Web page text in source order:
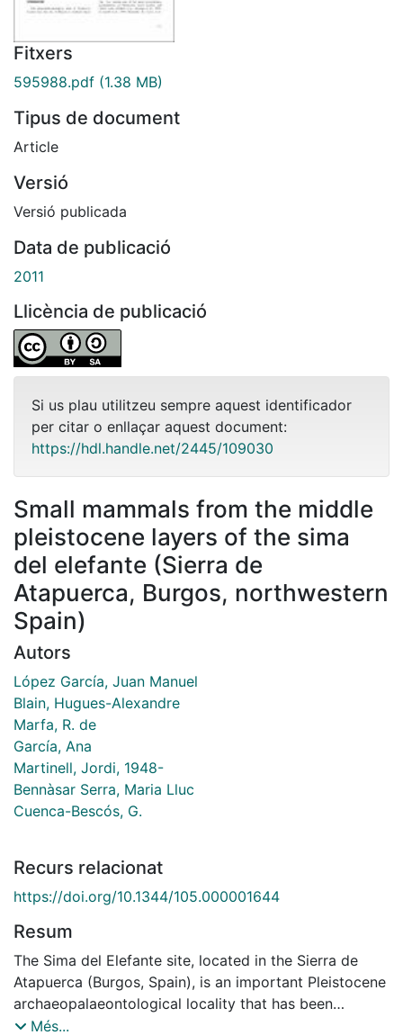
Fitxers
595988.pdf (1.38 MB)
Tipus de document
Article
Versió
Versió publicada
Data de publicació
2011
Llicència de publicació
Si us plau utilitzeu sempre aquest identificador
per citar o enllaçar aquest document:
https://hdl.handle.net/2445/109030
Small mammals from the middle
pleistocene layers of the sima
del elefante (Sierra de
Atapuerca, Burgos, northwestern
Spain)
Autors
López García, Juan Manuel
Blain, Hugues-Alexandre
Marfa, R. de
García, Ana
Martinell, Jordi, 1948-
Bennàsar Serra, Maria Lluc
Cuenca-Bescós, G.
Recurs relacionat
https://doi.org/10.1344/105.000001644
Resum
The Sima del Elefante site, located in the Sierra de
Atapuerca (Burgos, Spain), is an important Pleistocene
archaeopalaeontological locality that has been
excavated every year since 1996. At least two main
Més...